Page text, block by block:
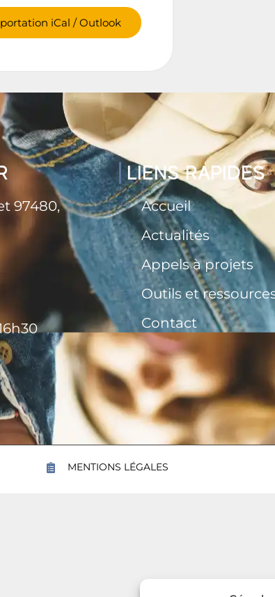
iCal / Outlook
97480,
LIENS RAPIDES
Accueil
Actualités
Appels à projets
Outils et
Contact
MENTIONS LÉGALES